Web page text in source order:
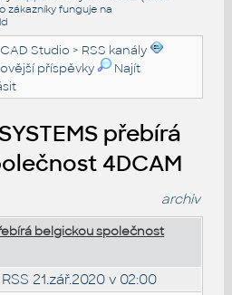
zákazníky funguje na
Studio > RSS kanály
příspěvky
Najít
přebírá
4DCAM
archiv
belgickou společnost
21.zář.2020 v 02:00